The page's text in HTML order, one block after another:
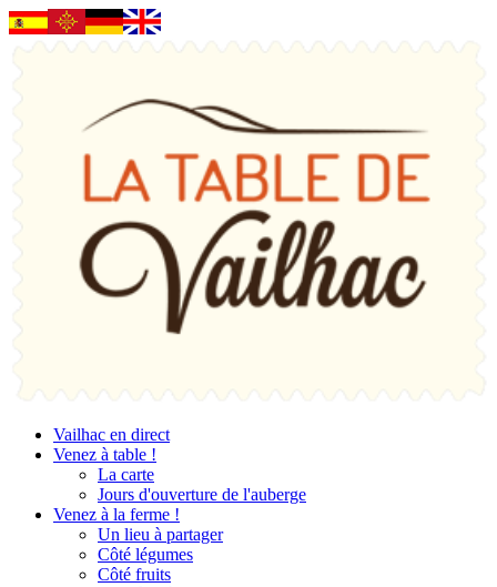
Vailhac en direct
Venez à table !
La carte
Jours d'ouverture de l'auberge
Venez à la ferme !
Un lieu à partager
Côté légumes
Côté fruits